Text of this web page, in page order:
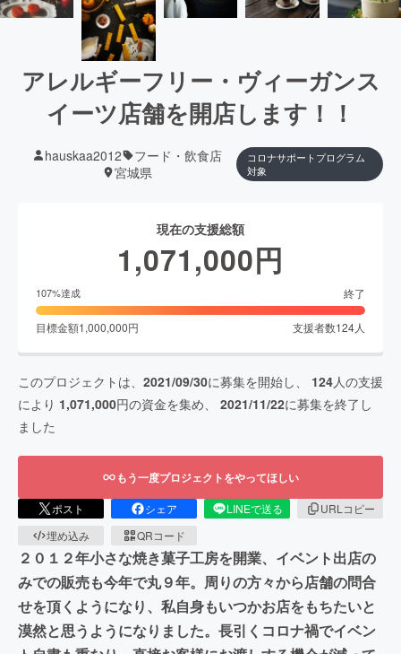
アレルギーフリー・ヴィーガンス
イーツ店舗を開店します！！
hauskaa2012
フード・飲食店
宮城県
コロナサポートプログラム
対象
現在の支援総額
1,071,000円
107%達成 終了
目標金額1,000,000円 支援者数124人
このプロジェクトは、 2021/09/30に募集を開始し、 124人の支援
により 1,071,000円の資金を集め、 2021/11/22に募集を終了し
ました
もう一度プロジェクトをやってほしい
ポスト シェア LINEで送る
URLコピー
埋め込み
QRコード
２０１２年小さな焼き菓子工房を開業、イベント出店の
みでの販売も今年で丸９年。周りの方々から店舗の問合
せを頂くようになり、私自身もいつかお店をもちたいと
漠然と思うようになりました。長引くコロナ禍でイベン